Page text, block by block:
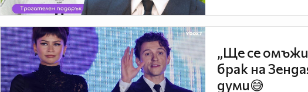
„Ще се
брак на
думи😅